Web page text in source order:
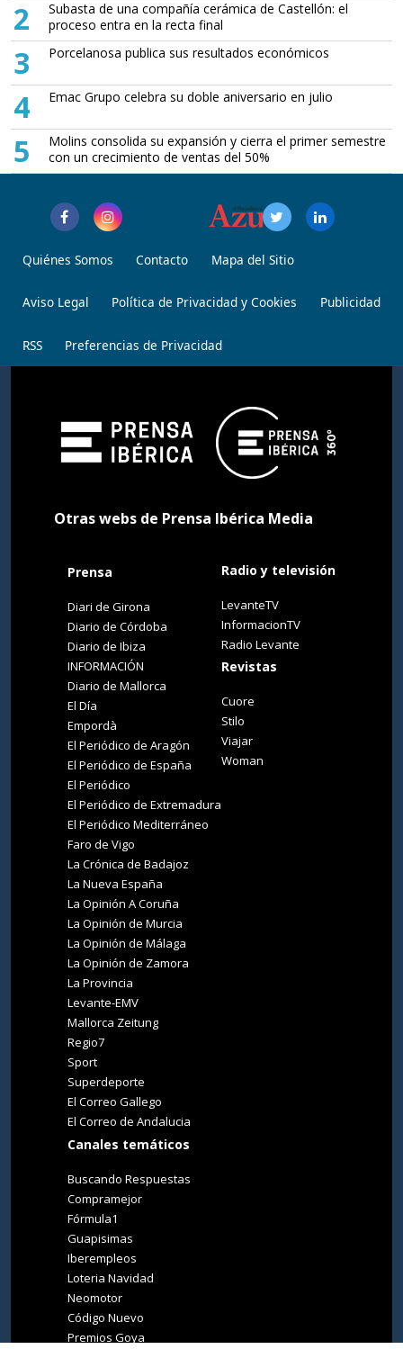
2
Subasta de una compañía cerámica de Castellón: el
proceso entra en la recta final
3 Porcelanosa publica sus resultados económicos
4 Emac Grupo celebra su doble aniversario en julio
5
Molins consolida su expansión y cierra el primer semestre
con un crecimiento de ventas del 50%
Quiénes Somos Contacto Mapa del Sitio
Aviso Legal Política de Privacidad y Cookies Publicidad
RSS Preferencias de Privacidad
Otras webs de Prensa Ibérica Media
Prensa
Diari de Girona
Diario de Córdoba
Diario de Ibiza
INFORMACIÓN
Diario de Mallorca
El Día
Empordà
El Periódico de Aragón
El Periódico de España
El Periódico
El Periódico de Extremadura
El Periódico Mediterráneo
Faro de Vigo
La Crónica de Badajoz
La Nueva España
La Opinión A Coruña
La Opinión de Murcia
La Opinión de Málaga
La Opinión de Zamora
La Provincia
Levante-EMV
Mallorca Zeitung
Regio7
Sport
Superdeporte
El Correo Gallego
El Correo de Andalucia
Canales temáticos
Buscando Respuestas
Compramejor
Fórmula1
Guapisimas
Iberempleos
Loteria Navidad
Neomotor
Código Nuevo
Premios Goya
Radio y televisión
LevanteTV
InformacionTV
Radio Levante
Revistas
Cuore
Stilo
Viajar
Woman